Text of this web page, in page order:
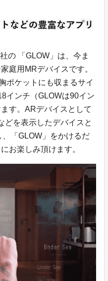
の 「GLOW」は、今ま
庭用MRデバイスです。
ポケットにも収まるサイ
インチ（GLOWは90イン
す。ARデバイスとして
どを表示したデバイスと
、「GLOW」をかけるだ
お楽しみ頂けます。